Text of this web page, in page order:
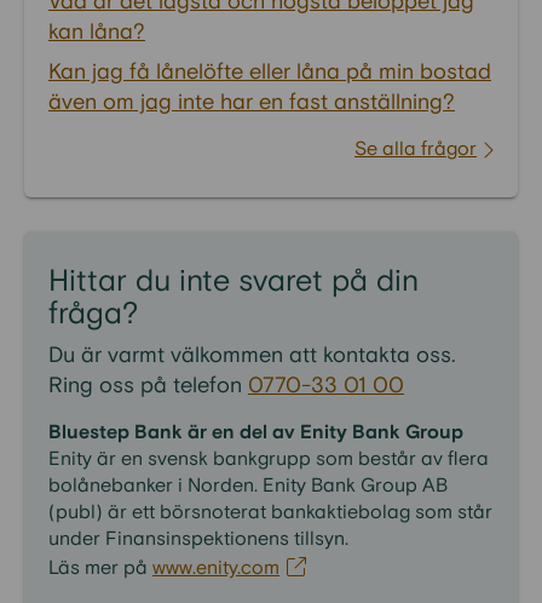
kan låna?
Kan jag få lånelöfte eller låna på min bostad
även om jag inte har en fast anställning?
Se alla frågor
Hittar du inte svaret på din
fråga?
Du är varmt välkommen att kontakta oss.
Ring oss på telefon 0770-33 01 00
Bluestep Bank är en del av Enity Bank Group
Enity är en svensk bankgrupp som består av flera
bolånebanker i Norden. Enity Bank Group AB
(publ) är ett börsnoterat bankaktiebolag som står
under Finansinspektionens tillsyn.
Läs mer på www.enity.com